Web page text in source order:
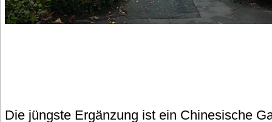
Die jüngste Ergänzung ist ein Chinesische